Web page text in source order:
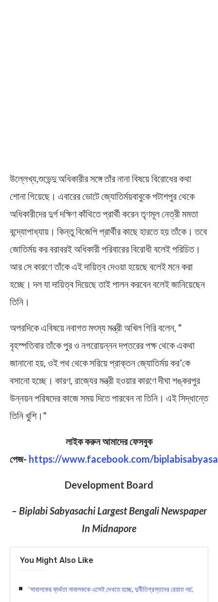
উল্লেখ্য,শুভেন্দু অধিকারীর সঙ্গে তাঁর নানা বিষয়ে বিরোধের কথা
শোনা গিয়েছে। এবারের ভোটে জ্যোতির্ময়বাবুকে পটাশপুর থেকে
অধিকারীদের দুর্গ দক্ষিণ কাঁথিতে প্রার্থী করেন তৃণমূল নেত্রী মমতা
বন্দ্যোপাধ্যায়। কিন্তু বিজেপি প্রার্থীর কাছে হারতে হয় তাঁকে। তবে
জোতির্ময় কর বরাবরই অধিকারী পরিবারের বিরোধী বলেই পরিচিত।
আর সে কারণে তাঁকে এই দায়িত্ব দেওয়া হয়েছে বলেই মনে করা
হচ্ছে। দল যা দায়িত্ব দিয়েছে তাই পালন করবেন বলেই জানিয়েছেন
তিনি।
অপরদিকে এবিষয়ে নবাগত মৎস্য মন্ত্রী অখিল গিরি বলেন, “
বৃহস্পতিবার তাঁকে পুর ও নগরোয়ন্নন দপ্তরের পক্ষ থেকে একথা
জানানো হয়, ওই পথ থেকে সরিয়ে প্রাক্তন জ্যোতির্ময় কর’কে
বসানো হচ্ছে। কারণ, রাজ্যের মন্ত্রী হওয়ার কারণে দীঘা শঙ্করপুর
উন্নয়ন পরিষদের কাজে সময় দিতে পারবেন না তিনি। এই সিদ্ধান্তে
তিনি খুশি।”
লাইক করুন আমাদের ফেসবুক
পেজ- https://www.facebook.com/
Development Board
– Biplabi Sabyasachi Largest Bengali Newspaper
In Midnapore
You Might Also Like
‘সাবালকের ব্যর্থতা নাবালককে এসেই দেখতে হচ্ছে, দুর্নীতিগ্রস্তদের রেয়াত নয়’,